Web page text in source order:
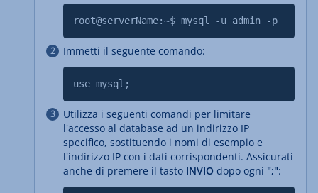
root@serverName:~$ mysql -u admin -p
Immetti il seguente comando:
use mysql;
Utilizza i seguenti comandi per limitare
l'accesso al database ad un indirizzo IP
specifico, sostituendo i nomi di esempio e
l'indirizzo IP con i dati corrispondenti. Assicurati
anche di premere il tasto INVIO dopo ogni ";":